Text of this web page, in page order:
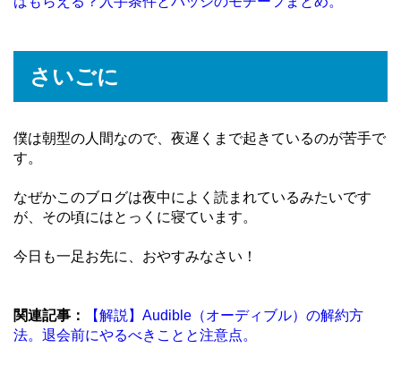
さいごに
僕は朝型の人間なので、夜遅くまで起きているのが苦手で
す。
なぜかこのブログは夜中によく読まれているみたいです
が、その頃にはとっくに寝ています。
今日も一足お先に、おやすみなさい！
関連記事：
【解説】Audible（オーディブル）の解約方
法。退会前にやるべきことと注意点。